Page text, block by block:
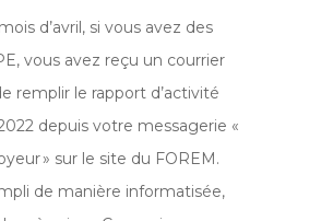
d’avril, si vous avez des
vous avez reçu un courrier
remplir le rapport d’activité
depuis votre messagerie «
» sur le site du FOREM.
de manière informatisée,